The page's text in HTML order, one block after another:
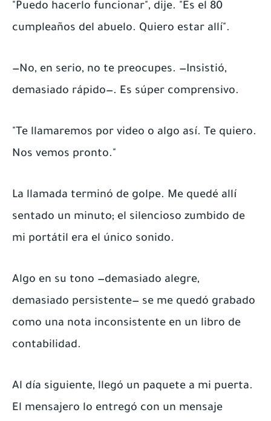
"Puedo hacerlo funcionar", dije. "Es el 80
cumpleaños del abuelo. Quiero estar allí".
—No, en serio, no te preocupes. —Insistió,
demasiado rápido—. Es súper comprensivo.
"Te llamaremos por video o algo así. Te quiero.
Nos vemos pronto."
La llamada terminó de golpe. Me quedé allí
sentado un minuto; el silencioso zumbido de
mi portátil era el único sonido.
Algo en su tono —demasiado alegre,
demasiado persistente— se me quedó grabado
como una nota inconsistente en un libro de
contabilidad.
Al día siguiente, llegó un paquete a mi puerta.
El mensajero lo entregó con un mensaje